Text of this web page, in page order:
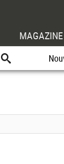
MAGAZINE